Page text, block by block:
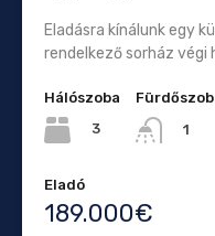
Eladásra kínálunk egy
rendelkező sorház végi
Hálószoba
3
1
Eladó
189.000€